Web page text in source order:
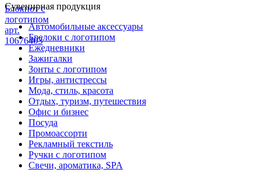
Блокнот с
логотипом
арт.
10676403
Сувенирная продукция
Автомобильные аксессуары
Брелоки с логотипом
Ежедневники
Зажигалки
Зонты с логотипом
Игры, антистрессы
Мода, стиль, красота
Отдых, туризм, путешествия
Офис и бизнес
Посуда
Промоассорти
Рекламный текстиль
Ручки с логотипом
Свечи, ароматика, SPA